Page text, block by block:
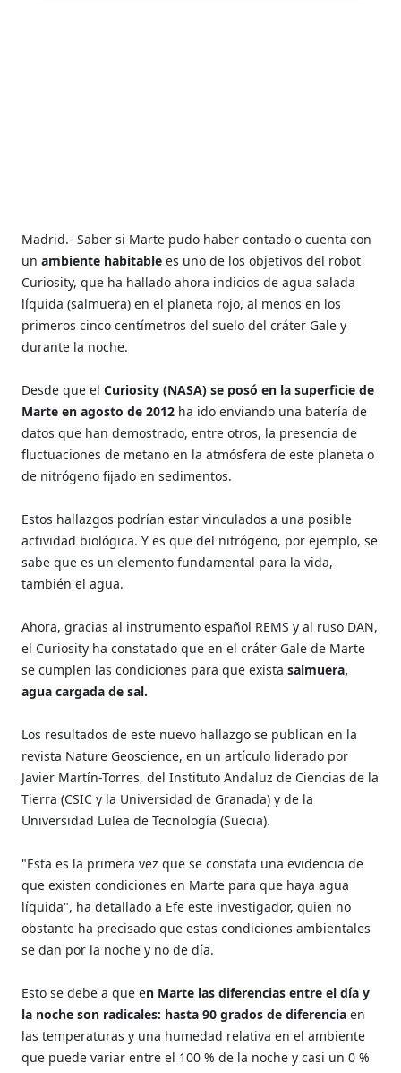
Madrid.- Saber si Marte pudo haber contado o cuenta con
unambiente habitablees uno de los objetivos del robot
Curiosity, que ha hallado ahora indicios de agua salada
líquida (salmuera) en el planeta rojo, al menos en los
primeros cinco centímetros del suelo del cráter Gale y
durante la noche.
Desde que el Curiosity (NASA) se posó en la superficie de
Marte en agosto de 2012 ha ido enviando una batería de
datos que han demostrado, entre otros, la presencia de
fluctuaciones de metano en la atmósfera de este planeta o
de nitrógeno fijado en sedimentos.
Estos hallazgos podrían estar vinculados a una posible
actividad biológica. Y es que del nitrógeno, por ejemplo, se
sabe que es un elemento fundamental para la vida,
también el agua.
Ahora, gracias al instrumento español REMS y al ruso DAN,
el Curiosity ha constatado que en el cráter Gale de Marte
se cumplen las condiciones para que existasalmuera,
agua cargada de sal.
Los resultados de este nuevo hallazgo se publican en la
revista Nature Geoscience, en un artículo liderado por
Javier Martín-Torres, del Instituto Andaluz de Ciencias de la
Tierra (CSIC y la Universidad de Granada) y de la
Universidad Lulea de Tecnología (Suecia).
"Esta es la primera vez que se constata una evidencia de
que existen condiciones en Marte para que haya agua
líquida", ha detallado a Efe este investigador, quien no
obstante ha precisado que estas condiciones ambientales
se dan por la noche y no de día.
Esto se debe a que en Marte las diferencias entre el día y
la noche son radicales: hasta 90 grados de diferencia en
las temperaturas y una humedad relativa en el ambiente
que puede variar entre el 100 % de la noche y casi un 0 %